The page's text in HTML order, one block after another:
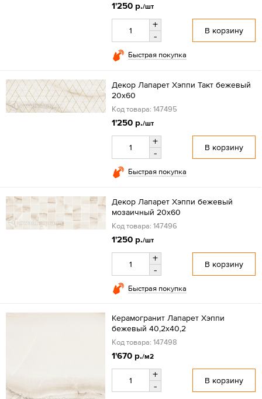
1'250 р./шт
+
-
В корзину
Быстрая покупка
Декор Лапарет Хэппи Такт бежевый
20x60
Код товара: 147495
1'250 р./шт
+
-
В корзину
Быстрая покупка
Декор Лапарет Хэппи бежевый
мозаичный 20x60
Код товара: 147496
1'250 р./шт
+
-
В корзину
Быстрая покупка
Керамогранит Лапарет Хэппи
бежевый 40,2x40,2
Код товара: 147498
1'670 р./м2
+
-
В корзину